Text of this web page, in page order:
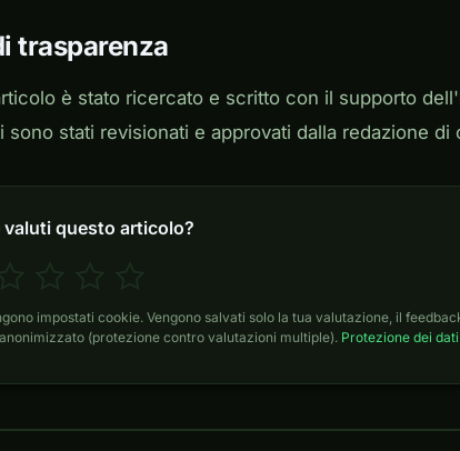
trasparenza
è stato ricercato e scritto con il supporto
sono stati revisionati e approvati dalla redazione di
valuti questo articolo?
impostati cookie. Vengono salvati solo la tua valutazione, il
(protezione contro valutazioni multiple). Protezione dei dati